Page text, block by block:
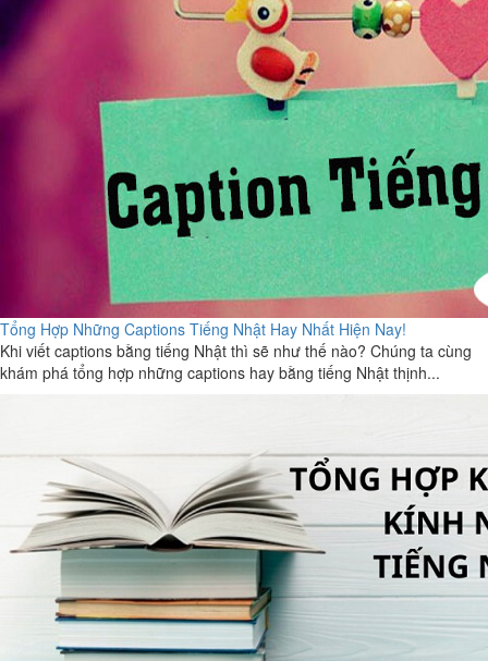
Tổng Hợp Những Captions Tiếng Nhật Hay Nhất Hiện Nay!
Khi viết captions bằng tiếng Nhật thì sẽ như thế nào? Chúng ta cùng
khám phá tổng hợp những captions hay bằng tiếng Nhật thịnh...